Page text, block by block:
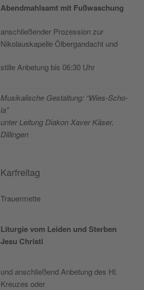
Abend­mahl­samt mit Fußwaschung
ans­chließen­der Pro­zes­sion zur
Niko­laus­ka­pe­lle Ölber­gan­dacht und
sti­lle Anbe­tung bis 06:30 Uhr
Musi­ka­lis­che Ges­tal­tung: “Wies-Scho­
la”
unter Lei­tung Dia­kon Xaver Käser,
Dillingen
Karfreitag
Trauer­met­te
Litur­gie vom Lei­den und Ster­ben
Jesu Christi
und ans­chließend Anbe­tung des Hl.
Kreu­zes oder